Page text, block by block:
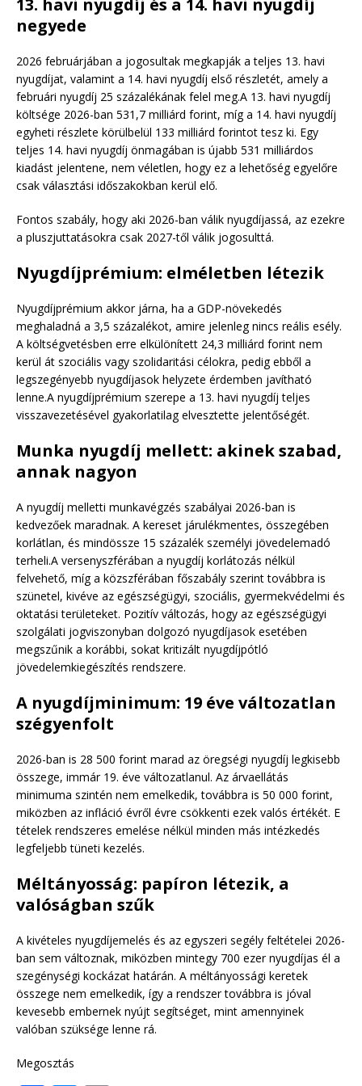
negyede
2026 februárjában a jogosultak megkapják a teljes 13. havi
nyugdíjat, valamint a 14. havi nyugdíj első részletét, amely a
februári nyugdíj 25 százalékának felel meg.A 13. havi nyugdíj
költsége 2026-ban 531,7 milliárd forint, míg a 14. havi nyugdíj
egyheti részlete körülbelül 133 milliárd forintot tesz ki. Egy
teljes 14. havi nyugdíj önmagában is újabb 531 milliárdos
kiadást jelentene, nem véletlen, hogy ez a lehetőség egyelőre
csak választási időszakokban kerül elő.
Fontos szabály, hogy aki 2026-ban válik nyugdíjassá, az ezekre
a pluszjuttatásokra csak 2027-től válik jogosulttá.
Nyugdíjprémium: elméletben létezik
Nyugdíjprémium akkor járna, ha a GDP-növekedés
meghaladná a 3,5 százalékot, amire jelenleg nincs reális esély.
A költségvetésben erre elkülönített 24,3 milliárd forint nem
kerül át szociális vagy szolidaritási célokra, pedig ebből a
legszegényebb nyugdíjasok helyzete érdemben javítható
lenne.A nyugdíjprémium szerepe a 13. havi nyugdíj teljes
visszavezetésével gyakorlatilag elvesztette jelentőségét.
Munka nyugdíj mellett: akinek szabad,
annak nagyon
A nyugdíj melletti munkavégzés szabályai 2026-ban is
kedvezőek maradnak. A kereset járulékmentes, összegében
korlátlan, és mindössze 15 százalék személyi jövedelemadó
terheli.A versenyszférában a nyugdíj korlátozás nélkül
felvehető, míg a közszférában főszabály szerint továbbra is
szünetel, kivéve az egészségügyi, szociális, gyermekvédelmi és
oktatási területeket. Pozitív változás, hogy az egészségügyi
szolgálati jogviszonyban dolgozó nyugdíjasok esetében
megszűnik a korábbi, sokat kritizált nyugdíjpótló
jövedelemkiegészítés rendszere.
A nyugdíjminimum: 19 éve változatlan
szégyenfolt
2026-ban is 28 500 forint marad az öregségi nyugdíj legkisebb
összege, immár 19. éve változatlanul. Az árvaellátás
minimuma szintén nem emelkedik, továbbra is 50 000 forint,
miközben az infláció évről évre csökkenti ezek valós értékét. E
tételek rendszeres emelése nélkül minden más intézkedés
legfeljebb tüneti kezelés.
Méltányosság: papíron létezik, a
valóságban szűk
A kivételes nyugdíjemelés és az egyszeri segély feltételei 2026-
ban sem változnak, miközben mintegy 700 ezer nyugdíjas él a
szegénységi kockázat határán. A méltányossági keretek
összege nem emelkedik, így a rendszer továbbra is jóval
kevesebb embernek nyújt segítséget, mint amennyinek
valóban szüksége lenne rá.
Megosztás